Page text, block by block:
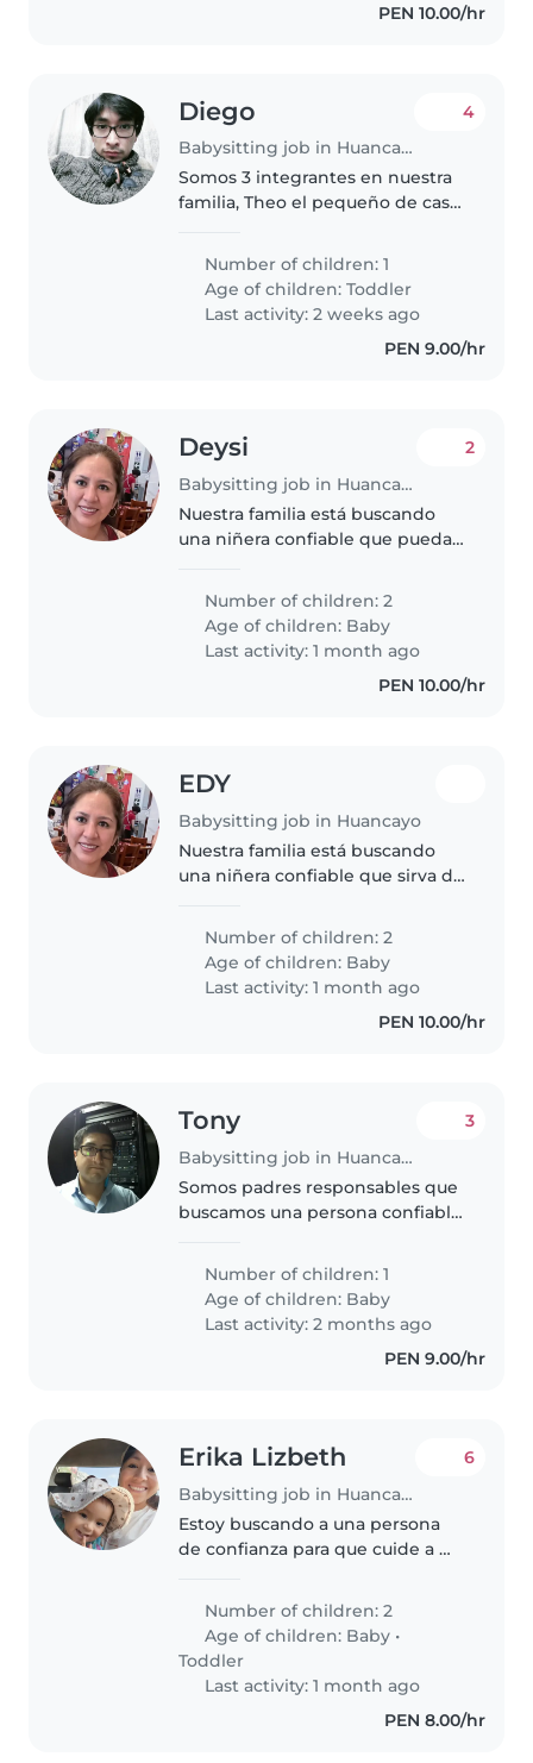
PEN 10.00/hr
Diego
Babysitting job in Huancayo
4
Somos 3 integrantes en nuestra
familia, Theo el pequeño de casa,
de Theo. Ambos trabajamos y
por esa razón necesitamos a una
niñera que pueda cuidarlo..
Number of children: 1
Age of children:Toddler
Last activity: 2 weeks ago
PEN 9.00/hr
Deysi
Babysitting job in Huancayo
2
Nuestra familia está buscando
una niñera confiable que pueda
2 niñas, uno de 2 años y otro de 7
meses. No dudes en ponerte en
contacto conmigo para..
Number of children: 2
Age of children: Baby
Last activity: 1 month ago
PEN 10.00/hr
EDY
Babysitting job in Huancayo
Nuestra familia está buscando
una niñera confiable que sirva de
de 2 años y otro de 7 meses. No
dudes en ponerte en contacto
conmigo para hacer una..
Number of children: 2
Age of children: Baby
Last activity: 1 month ago
PEN 10.00/hr
Tony
Babysitting job in Huancayo
3
Somos padres responsables que
buscamos una persona confiable
de nuestra princesita. Queremos
crear una relación de confianza y
un ambiente positivo tanto..
Number of children: 1
Age of children: Baby
Last activity: 2 months ago
PEN 9.00/hr
Erika Lizbeth
Babysitting job in Huancayo
6
Estoy buscando a una persona
de confianza para que cuide a mi
las mañanas. Funciones:
Principalmente hacerle
compañía,..
Number of children: 2
Age of children: Baby •
Toddler
Last activity: 1 month ago
PEN 8.00/hr